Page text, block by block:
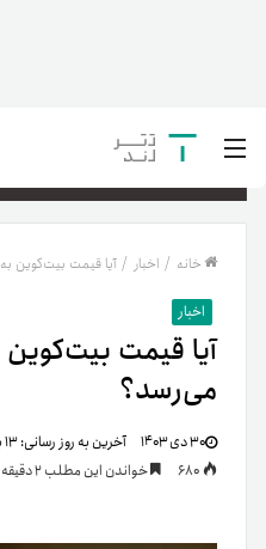
خانه / اخبار / آیا قیمت بیت‌کوین به ۱۲۲ هزار دلار می‌رسد؟
اخبار
می‌رسد؟
۳۰ دی ۱۴۰۳ آخرین به روز رسانی:۱۳ بهمن ۱۴۰۴
خواندن این مطلب 2 دقیقه زمان میبرد